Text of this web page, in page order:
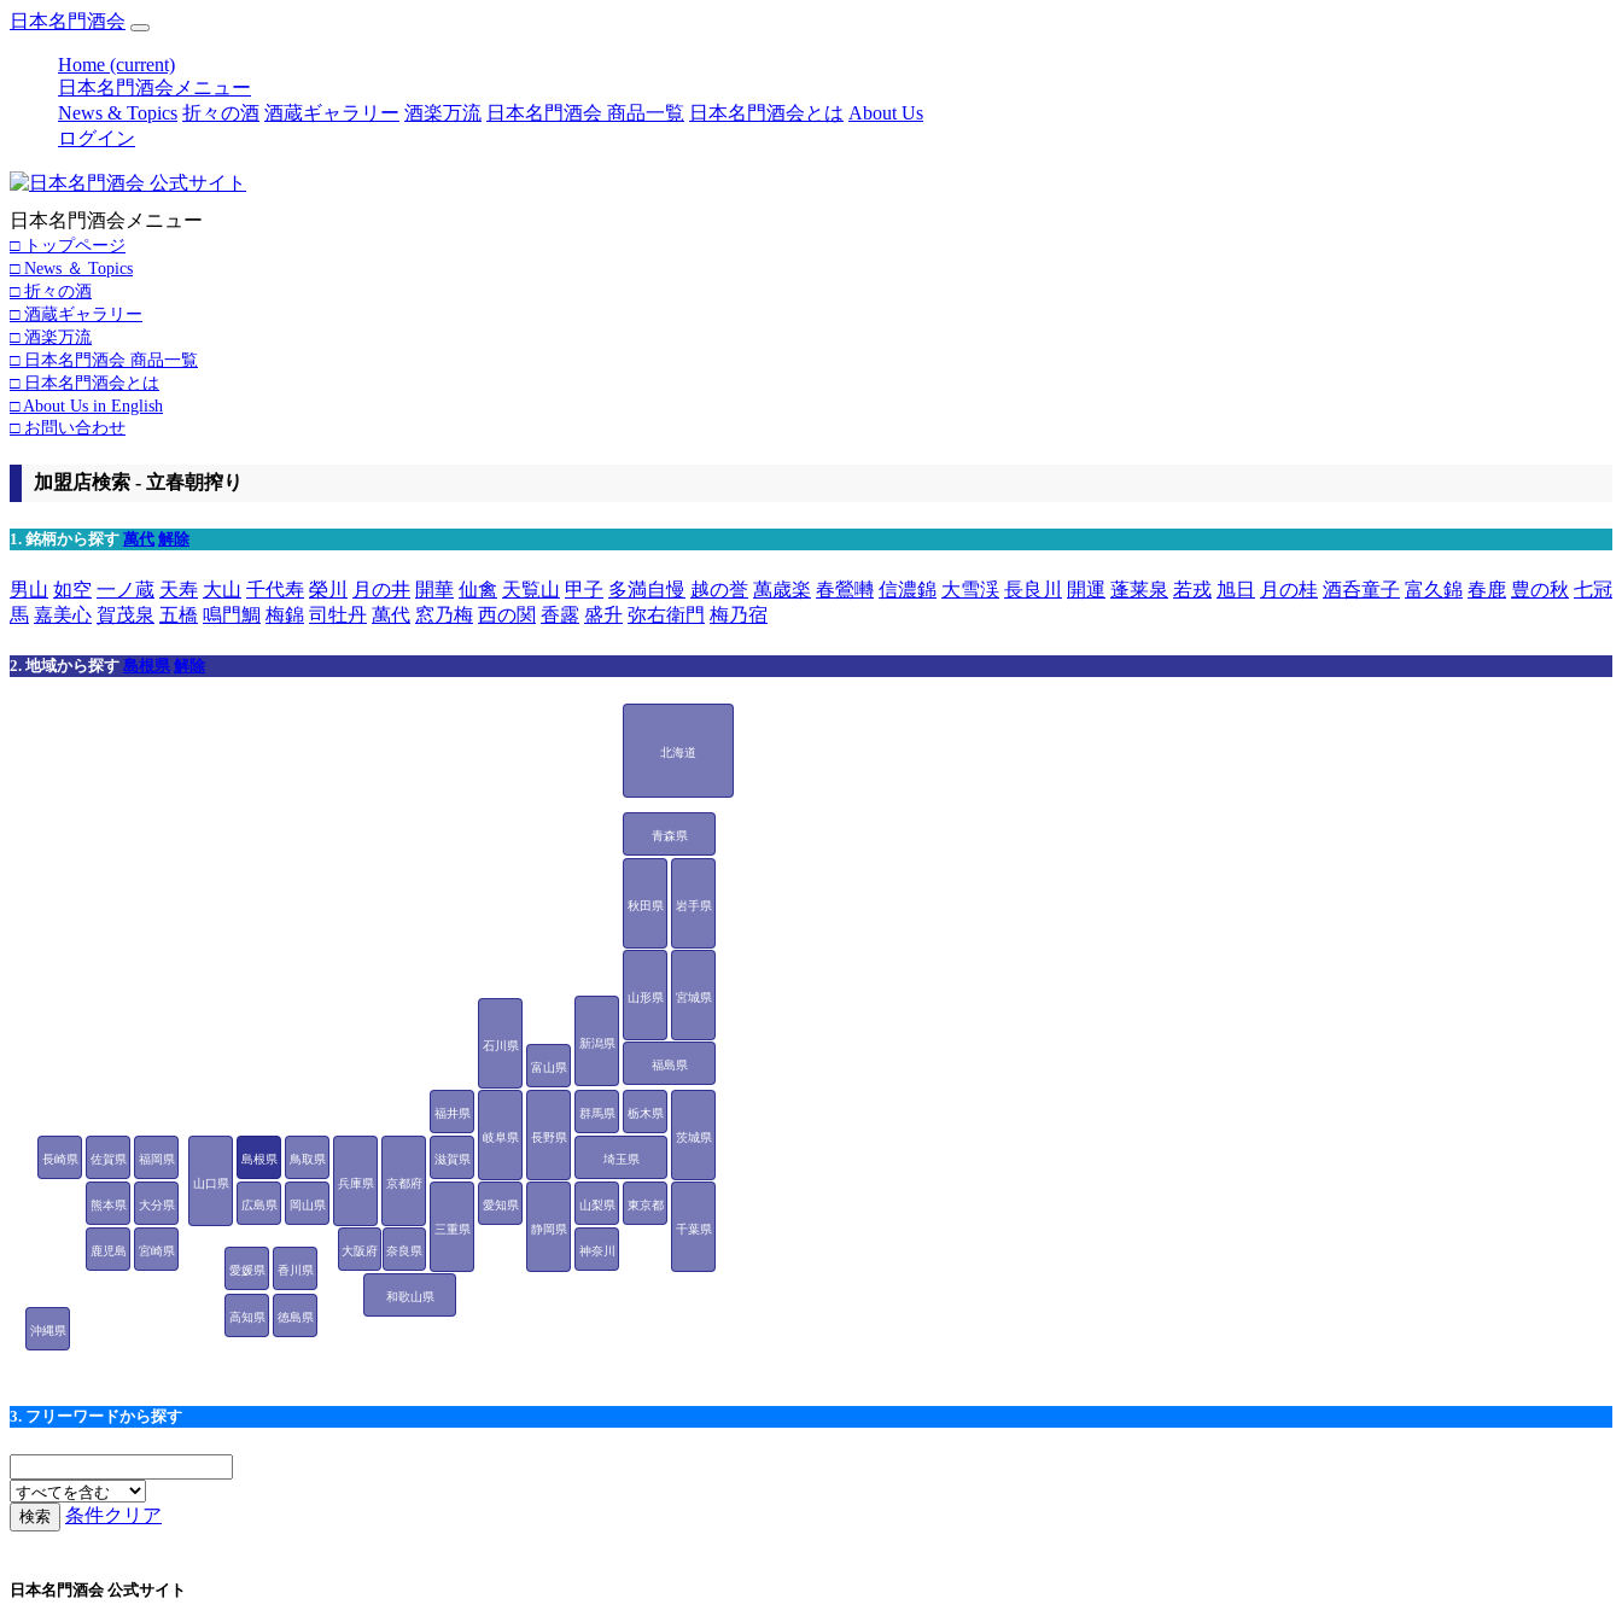
日本名門酒会
Home (current)
日本名門酒会メニュー
News & Topics 折々の酒 酒蔵ギャラリー 酒楽万流 日本名門酒会 商品一覧 日本名門酒会とは About Us
ログイン
日本名門酒会メニュー
□ トップページ
□ News ＆ Topics
□ 折々の酒
□ 酒蔵ギャラリー
□ 酒楽万流
□ 日本名門酒会 商品一覧
□ 日本名門酒会とは
□ About Us in English
□ お問い合わせ
加盟店検索 - 立春朝搾り
1. 銘柄から探す 萬代 解除
男山 如空 一ノ蔵 天寿 大山 千代寿 榮川 月の井 開華 仙禽 天覧山 甲子 多満自慢 越の誉 萬歳楽 春鶯囀 信濃錦 大雪渓 長良川 開運 蓬莱泉 若戎 旭日 月の桂 酒呑童子 富久錦 春鹿 豊の秋 七冠
馬 嘉美心 賀茂泉 五橋 鳴門鯛 梅錦 司牡丹 萬代 窓乃梅 西の関 香露 盛升 弥右衛門 梅乃宿
2. 地域から探す 島根県 解除
北海道
青森県
岩手県
宮城県
秋田県
山形県
福島県
茨城県
栃木県
群馬県
埼玉県
千葉県
東京都
神奈川
新潟県
富山県
石川県
福井県
山梨県
長野県
岐阜県
静岡県
愛知県
三重県
滋賀県
京都府
大阪府
兵庫県
奈良県
和歌山県
鳥取県
島根県
岡山県
広島県
山口県
徳島県
香川県
愛媛県
高知県
福岡県
佐賀県
長崎県
熊本県 大分県
宮崎県
鹿児島
沖縄県
3. フリーワードから探す
条件クリア
日本名門酒会 公式サイト